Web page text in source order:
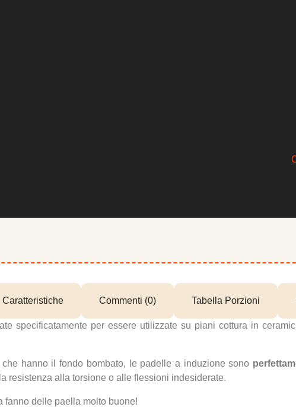
Caratteristiche Commenti (0) Tabella Porzioni
specificatamente per essere utilizzate su piani cottura in
hanno il fondo bombato, le padelle a induzione sono
resistenza alla torsione o alle flessioni indesiderate.
fanno delle paella molto buone!